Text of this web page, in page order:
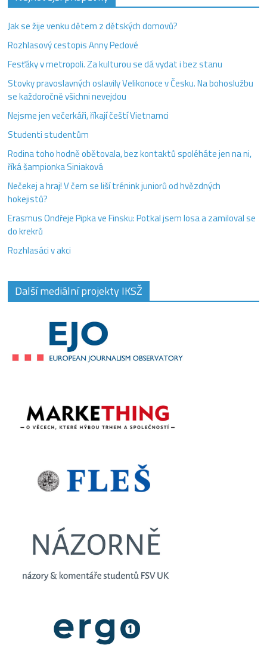
Jak se žije venku dětem z dětských domovů?
Rozhlasový cestopis Anny Peclové
Fesťáky v metropoli. Za kulturou se dá vydat i bez stanu
Stovky pravoslavných oslavily Velikonoce v Česku. Na bohoslužbu
se každoročně všichni nevejdou
Nejsme jen večerkáři, říkají čeští Vietnamci
Studenti studentům
Rodina toho hodně obětovala, bez kontaktů spoléháte jen na ni,
říká šampionka Siniaková
Nečekej a hraj! V čem se liší trénink juniorů od hvězdných
hokejistů?
Erasmus Ondřeje Pipka ve Finsku: Potkal jsem losa a zamiloval se
do krekrů
Rozhlasáci v akci
Další mediální projekty IKSŽ